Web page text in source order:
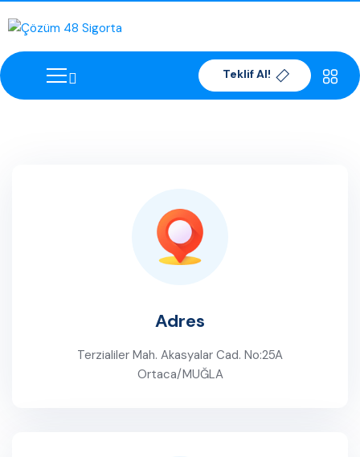
Teklif Al!
Adres
Terzialiler Mah. Akasyalar Cad. No:25A
Ortaca/MUĞLA